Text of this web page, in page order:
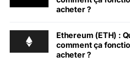
acheter ?
Ethereum (ETH) :
comment ça
acheter ?